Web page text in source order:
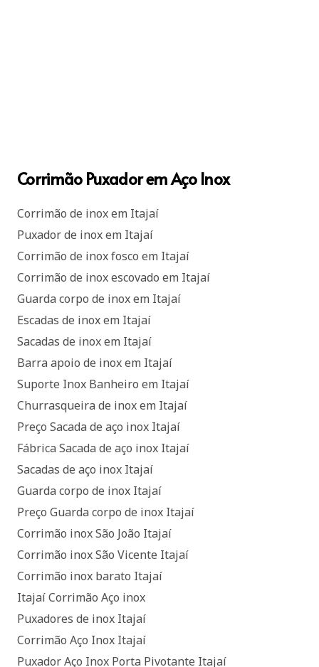
Corrimão Puxador em Aço Inox
Corrimão de inox em Itajaí
Puxador de inox em Itajaí
Corrimão de inox fosco em Itajaí
Corrimão de inox escovado em Itajaí
Guarda corpo de inox em Itajaí
Escadas de inox em Itajaí
Sacadas de inox em Itajaí
Barra apoio de inox em Itajaí
Suporte Inox Banheiro em Itajaí
Churrasqueira de inox em Itajaí
Preço Sacada de aço inox Itajaí
Fábrica Sacada de aço inox Itajaí
Sacadas de aço inox Itajaí
Guarda corpo de inox Itajaí
Preço Guarda corpo de inox Itajaí
Corrimão inox São João Itajaí
Corrimão inox São Vicente Itajaí
Corrimão inox barato Itajaí
Itajaí Corrimão Aço inox
Puxadores de inox Itajaí
Corrimão Aço Inox Itajaí
Puxador Aço Inox Porta Pivotante Itajaí